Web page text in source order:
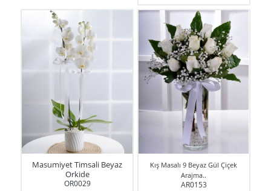
Masumiyet Timsali Beyaz
Orkide
OR0029
Kış Masalı 9 Beyaz Gül Çiçek
Arajma..
AR0153